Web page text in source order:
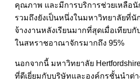
คุณภาพ และมีการบริการช่วยเหลือนั
รวมถึงยังเป็นหนึ่งในมหาวิทยาลัยที่นั
จ้างงานหลังเรียนมากที่สุดเมื่อเทียบ
ในสหราชอาณาจักรมากถึง 95%
นอกจากนี้ มหาวิทยาลัย
ที่ดีเยี่ยมกับบริษัทและองค์กรชั้นนำต่า